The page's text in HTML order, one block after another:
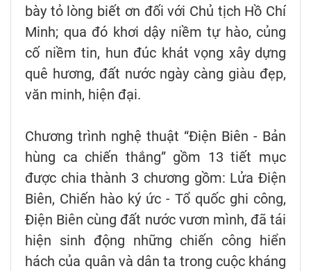
bày tỏ lòng biết ơn đối với Chủ tịch Hồ Chí
Minh; qua đó khơi dậy niềm tự hào, củng
cố niềm tin, hun đúc khát vọng xây dựng
quê hương, đất nước ngày càng giàu đẹp,
văn minh, hiện đại.
Chương trình nghệ thuật “Điện Biên - Bản
hùng ca chiến thắng” gồm 13 tiết mục
được chia thành 3 chương gồm: Lửa Điện
Biên, Chiến hào ký ức - Tổ quốc ghi công,
Điện Biên cùng đất nước vươn mình, đã tái
hiện sinh động những chiến công hiển
hách của quân và dân ta trong cuộc kháng